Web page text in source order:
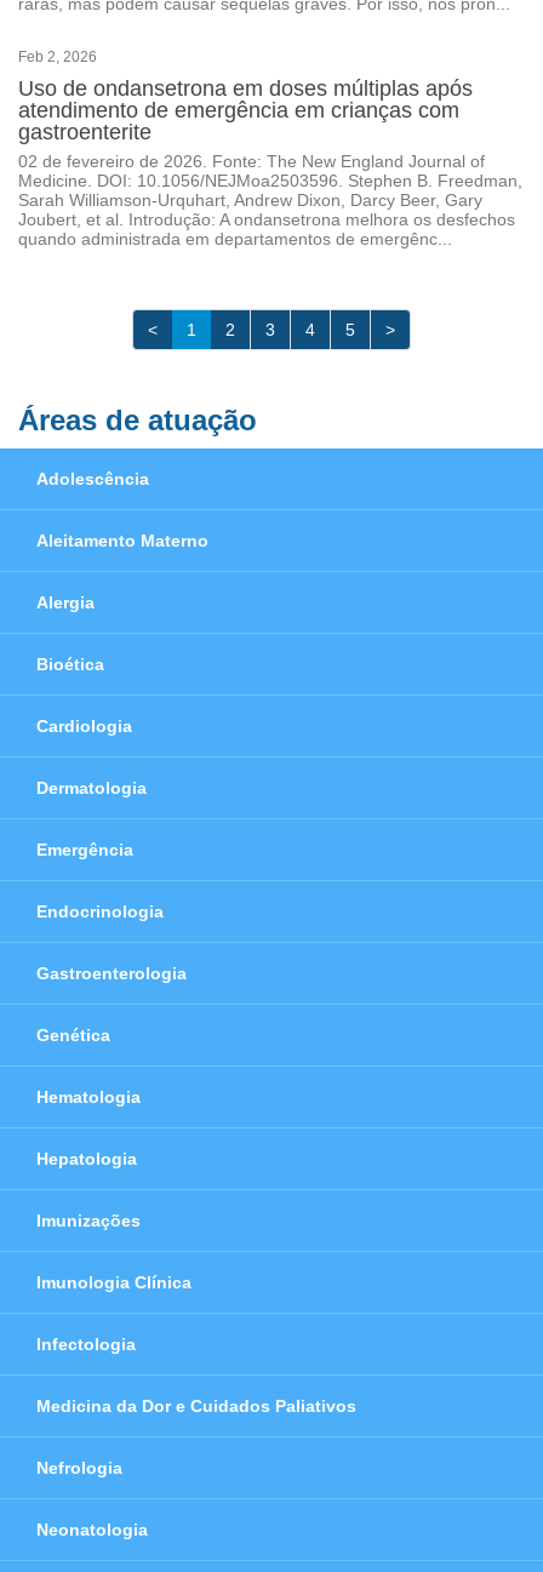
Feb 2, 2026
Uso de ondansetrona em doses múltiplas após
atendimento de emergência em crianças com
gastroenterite
02 de fevereiro de 2026. Fonte: The New England Journal of
Medicine. DOI: 10.1056/NEJMoa2503596. Stephen B. Freedman,
Sarah Williamson-Urquhart, Andrew Dixon, Darcy Beer, Gary
Joubert, et al. Introdução: A ondansetrona melhora os desfechos
quando administrada em departamentos de emergênc...
< 1 2 3 4 5 >
Áreas de atuação
Adolescência
Aleitamento Materno
Alergia
Bioética
Cardiologia
Dermatologia
Emergência
Endocrinologia
Gastroenterologia
Genética
Hematologia
Hepatologia
Imunizações
Imunologia Clínica
Infectologia
Medicina da Dor e Cuidados Paliativos
Nefrologia
Neonatologia